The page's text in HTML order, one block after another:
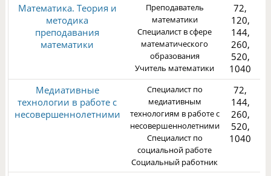
Математика. Теория и
методика
преподавания
математики
Преподаватель
математики
Специалист в сфере
математического
образования
Учитель математики
72,
120,
144,
260,
520,
1040
Медиативные
технологии в работе с
несовершеннолетними
Специалист по
медиативным
технологиям в работе с
несовершеннолетними
Специалист по
социальной работе
Социальный работник
72,
144,
260,
520,
1040